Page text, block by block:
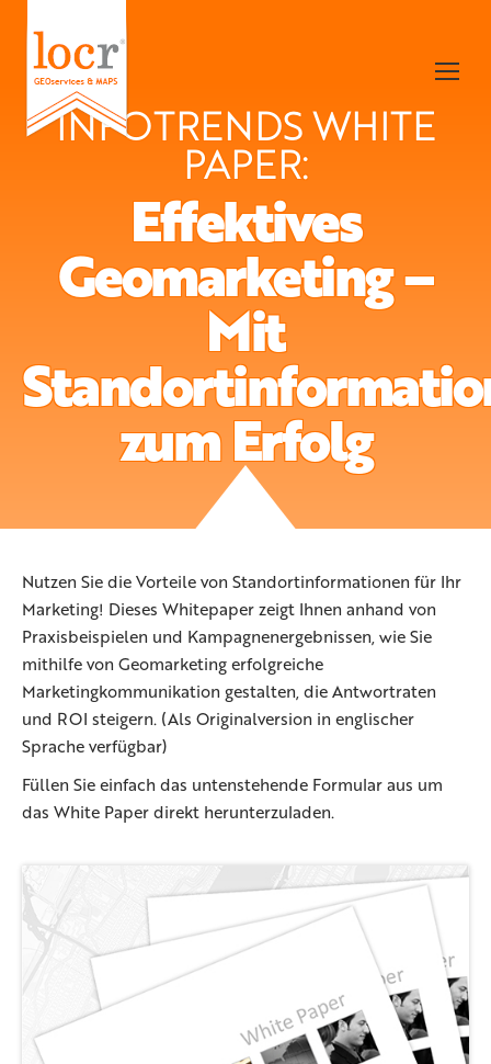
INFOTRENDS WHITE
PAPER:
Effektives
Geomarketing –
Mit
zum Erfolg
Nutzen Sie die Vorteile von Standortinformationen für Ihr
Marketing! Dieses Whitepaper zeigt Ihnen anhand von
Praxisbeispielen und Kampagnenergebnissen, wie Sie
mithilfe von Geomarketing erfolgreiche
Marketingkommunikation gestalten, die Antwortraten
und ROI steigern. (Als Originalversion in englischer
Sprache verfügbar)
Füllen Sie einfach das untenstehende Formular aus um
das White Paper direkt herunterzuladen.